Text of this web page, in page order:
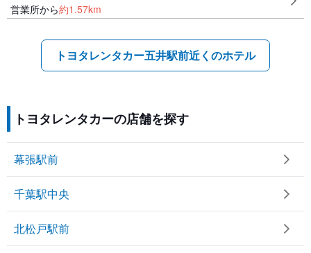
営業所から約1.57km
トヨタレンタカー五井駅前近くのホテル
トヨタレンタカーの店舗を探す
幕張駅前
千葉駅中央
北松戸駅前